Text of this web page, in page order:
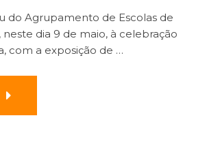
do Agrupamento de Escolas de
neste dia 9 de maio, à celebração
com a exposição de …